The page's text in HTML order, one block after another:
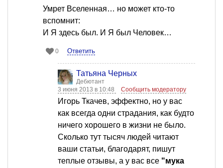
Умрет Вселенная… но может кто-то
вспомнит:
И Я здесь был. И Я был Человек…
0 Ответить
Татьяна Черных
Дебютант
3 июня 2013 в 10:48
Сообщить модератору
Игорь Ткачев, эффектно, но у вас
как всегда одни страдания, как будто
ничего хорошего в жизни не было.
Сколько тут тысяч людей читают
ваши статьи, благодарят, пишут
теплые отзывы, а у вас все "мука